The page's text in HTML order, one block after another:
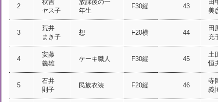
2
秋吉
ヤス子
放課後の一
年生
F30縦 43
美
3
荒井
まき子
想 F20横 44
充
4
安藤
義雄
ケーキ職人 F30縦 45
恒
5
石井
則子
民族衣装 F20縦 46
義